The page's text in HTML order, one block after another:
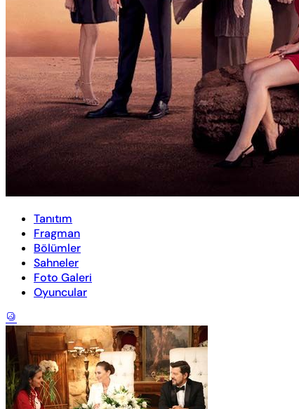
Tanıtım
Fragman
Bölümler
Sahneler
Foto Galeri
Oyuncular